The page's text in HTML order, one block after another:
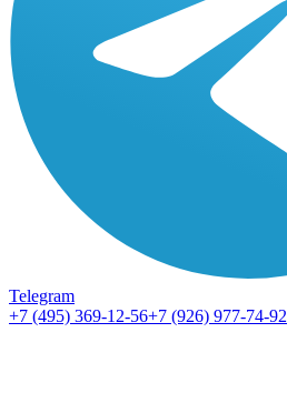
Telegram
+7 (495) 369-12-56+7 (926) 977-74-92